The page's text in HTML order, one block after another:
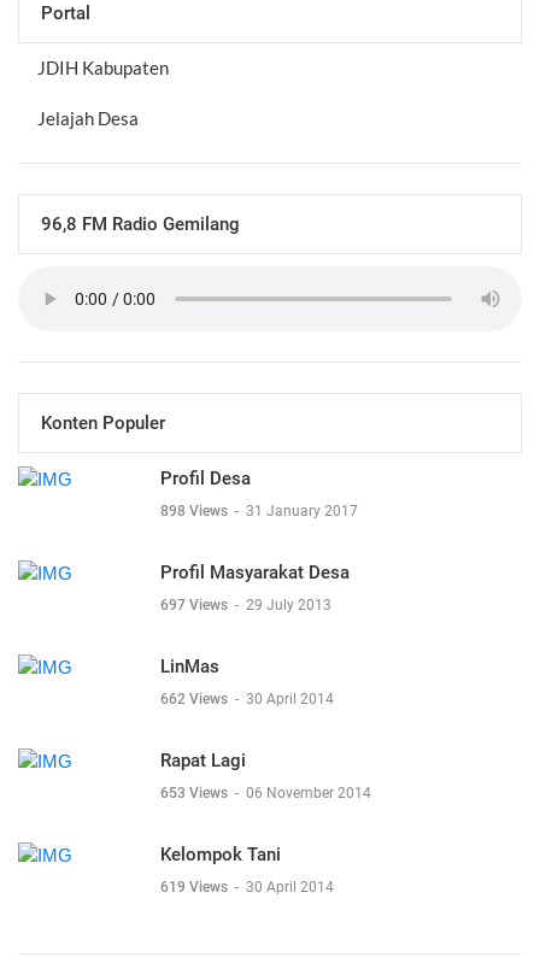
Portal
JDIH Kabupaten
Jelajah Desa
96,8 FM Radio Gemilang
Konten Populer
Profil Desa
898 Views - 31 January 2017
Profil Masyarakat Desa
697 Views - 29 July 2013
LinMas
662 Views - 30 April 2014
Rapat Lagi
653 Views - 06 November 2014
Kelompok Tani
619 Views - 30 April 2014